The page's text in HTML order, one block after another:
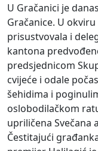
U Gračanici je
Gračanice. U
prisustvovala i
kantona
predsjednicom
cvijeće i odale
šehidima i
oslobodilačkom
upriličena Svečana
Čestitajući